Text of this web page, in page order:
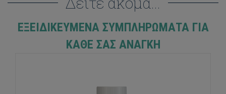
ΕΞΕΙΔΙΚΕΥΜΈΝΑ ΣΥΜΠΛΗΡΏΜΑΤΑ ΓΙΑ
ΚΆΘΕ ΣΑΣ ΑΝΆΓΚΗ